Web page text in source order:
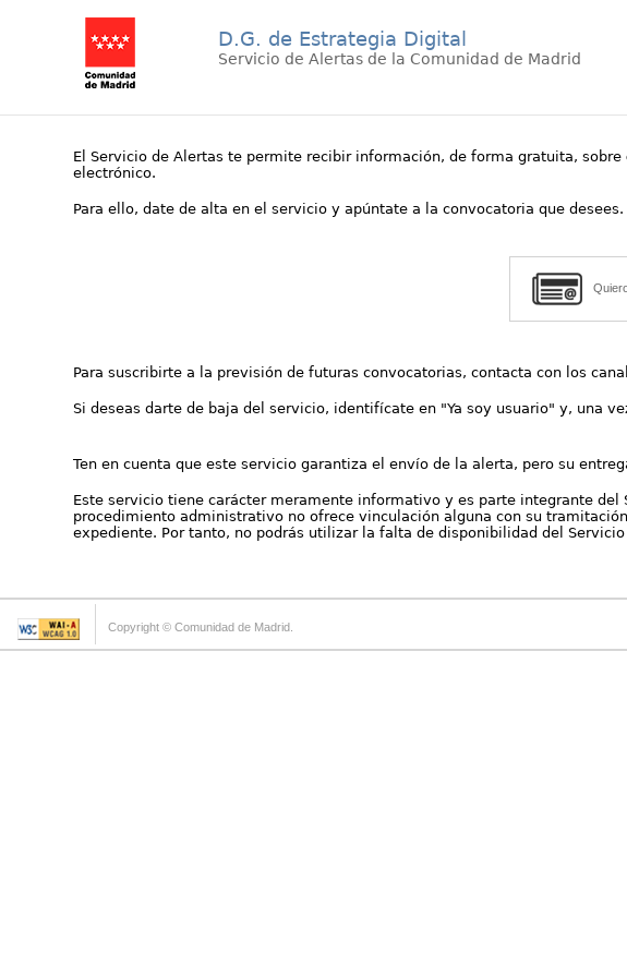
D.G. de Estrategia Digital
Servicio de Alertas de la Comunidad de Madrid
El Servicio de Alertas te permite recibir información, de forma gratuita, sobre
electrónico.
Para ello, date de alta en el servicio y apúntate a la convocatoria que desees.
Para suscribirte a la previsión de futuras convocatorias, contacta con los
Si deseas darte de baja del servicio, identifícate en "Ya soy usuario" y, una
Ten en cuenta que este servicio garantiza el envío de la alerta, pero su
Este servicio tiene carácter meramente informativo y es parte integrante
procedimiento administrativo no ofrece vinculación alguna con su
expediente. Por tanto, no podrás utilizar la falta de disponibilidad del
Copyright © Comunidad de Madrid.